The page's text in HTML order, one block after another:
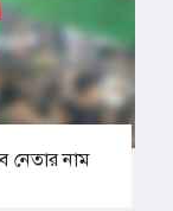
নেতার নাম